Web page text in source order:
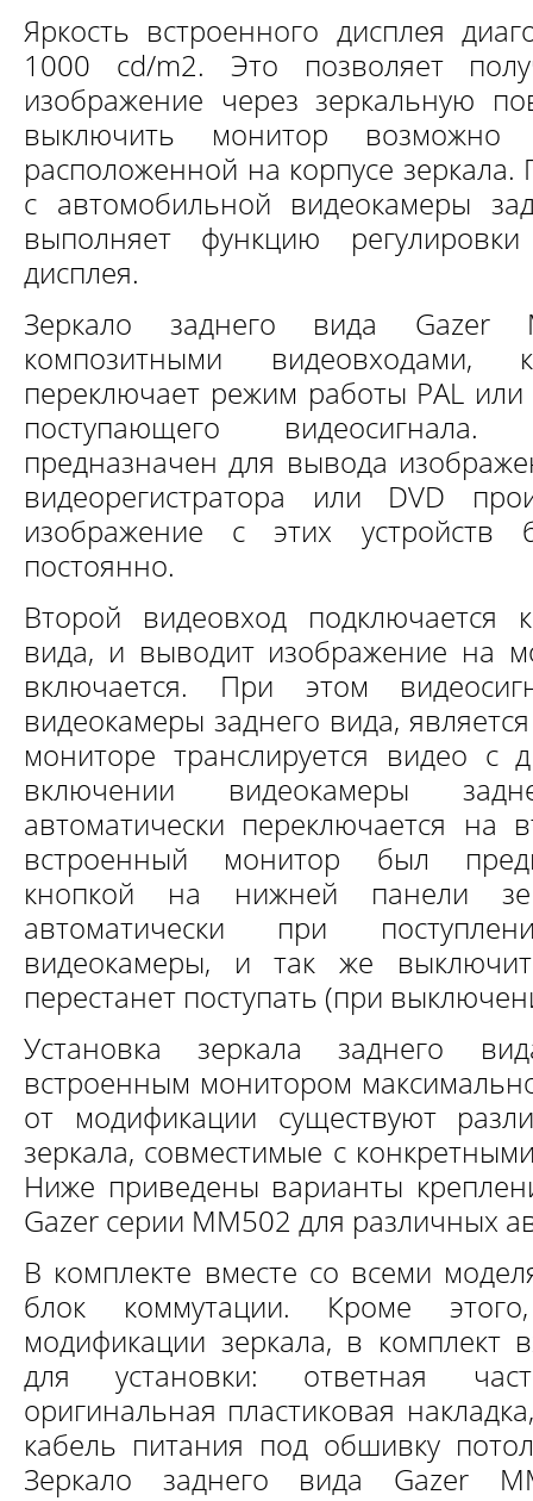
Яркость встроенного дисплея
1000 cd/m2. Это позволяет
изображение через зеркальную
выключить монитор
расположенной на корпусе
с автомобильной видеокамеры
выполняет функцию
дисплея.
Зеркало заднего вида
композитными
переключает режим работы PAL или
поступающего
предназначен для вывода
видеорегистратора или DVD
изображение с этих устройств
постоянно.
Второй видеовход подключается
вида, и выводит изображение на
включается. При этом
видеокамеры заднего вида,
мониторе транслируется видео с
включении видеокамеры
автоматически переключается на
встроенный монитор был
кнопкой на нижней панели
автоматически при
видеокамеры, и так же
перестанет поступать (при
Установка зеркала заднего
встроенным монитором
от модификации существуют
зеркала, совместимые с
Ниже приведены варианты
Gazer серии MM502 для различных
В комплекте вместе со всеми
блок коммутации. Кроме
модификации зеркала, в комплект
для установки: ответная
оригинальная пластиковая
кабель питания под обшивку
Зеркало заднего вида Gazer